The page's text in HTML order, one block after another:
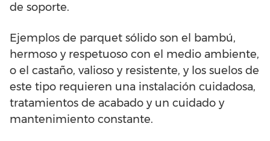
de soporte.
Ejemplos de parquet sólido son el bambú,
hermoso y respetuoso con el medio ambiente,
o el castaño, valioso y resistente, y los suelos de
este tipo requieren una instalación cuidadosa,
tratamientos de acabado y un cuidado y
mantenimiento constante.